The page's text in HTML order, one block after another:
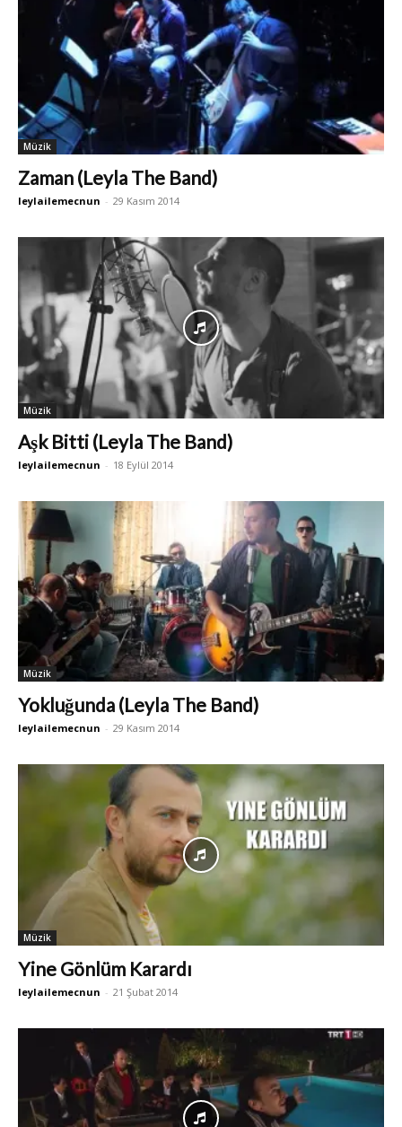
Müzik
Zaman (Leyla The Band)
leylailemecnun - 29 Kasım 2014
Müzik
Aşk Bitti (Leyla The Band)
leylailemecnun - 18 Eylül 2014
Müzik
Yokluğunda (Leyla The Band)
leylailemecnun - 29 Kasım 2014
Müzik
Yine Gönlüm Karardı
leylailemecnun - 21 Şubat 2014